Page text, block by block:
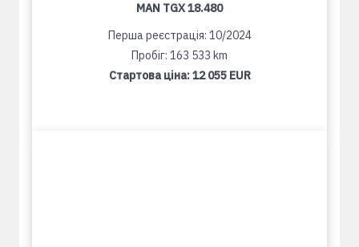
MAN TGX 18.480
Перша реєстрація: 10/2024
Пробіг: 163 533 km
Стартова ціна:12 055 EUR